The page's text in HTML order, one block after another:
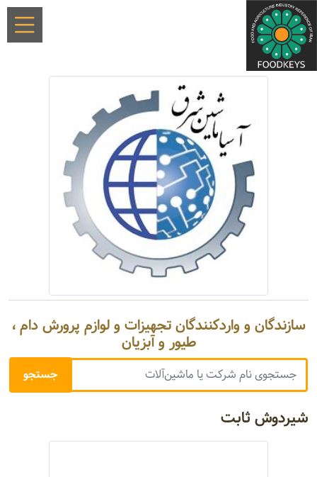
سازندگان و واردکنندگان تجهیزات و لوازم پرورش دام ،
طیور و آبزیان
شیردوش ثابت